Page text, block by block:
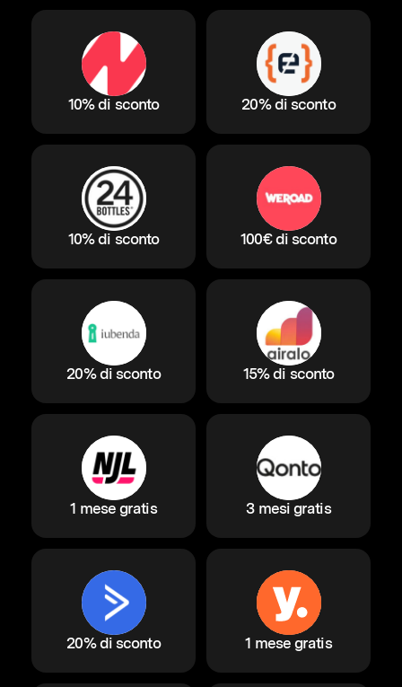
10% di sconto 20% di sconto
10% di sconto 100€ di sconto
20% di sconto 15% di sconto
1 mese gratis 3 mesi gratis
20% di sconto 1 mese gratis